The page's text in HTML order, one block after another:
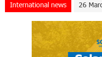
International news 26